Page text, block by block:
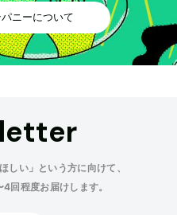
ニーについて
しい」という方に向けて、
回程度お届けします。